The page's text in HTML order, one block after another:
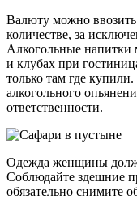
Валюту можно
количестве, за
Алкогольные напитки
и клубах при
только там где
алкогольного
ответственности.
Одежда женщины
Соблюдайте здешние
обязательно снимите